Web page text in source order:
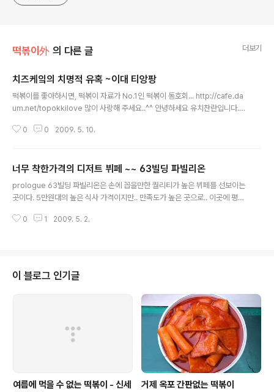
떡볶이外 의 다른 글 더보기
치즈케잌의 치명적 유혹 ~이대 티앙팡
떡볶이를 좋아하시면, 떡볶이 자료가 No.1인 떡볶이 동호회... http://cafe.da
um.net/topokkilove 많이 사랑해 주세요..^^ 안녕하세요 유치찬란입니다.
일전부터 벼르고 벼르다..오늘 다녀왔씁니다, 티앙팡은.. 400여종의 차를 구비
0 0 2009. 5. 10.
너무 착한가격의 디저트 뷔페 ~~ 63빌딩 파빌리온
prologue 63빌딩 파빌리온은 손에 꼽을만한 퀄리티가 높은 뷔페를 선보이는
곳이다. 5만원대의 높은 식사 가격이지만.. 만족도가 높은 곳으로.. 이곳에 평일
들에게.. 9천원이라는 착한 가격의 평일 런치 12시~3시 디저트 뷔페..
0 1 2009. 5. 2.
이 블로그 인기글
여름에 먹을 수 없는 떡볶이 - 신세
거제 옥포 간판없는 떡볶이